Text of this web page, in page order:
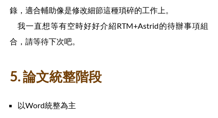
錄，適合輔助像是修改細節這種瑣碎的工作上。
我一直想等有空時好好介紹RTM+Astrid的待辦事項組
合，請等待下次吧。
5. 論文統整階段
以Word統整為主